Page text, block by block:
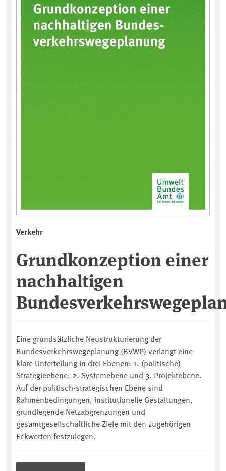
Verkehr
Grundkonzeption einer
nachhaltigen
Eine grundsätzliche Neustrukturierung der
Bundesverkehrswegeplanung (BVWP) verlangt eine
klare Unterteilung in drei Ebenen: 1. (politische)
Strategieebene, 2. Systemebene und 3. Projektebene.
Auf der politisch-strategischen Ebene sind
Rahmenbedingungen, institutionelle Gestaltungen,
grundlegende Netzabgrenzungen und
gesamtgesellschaftliche Ziele mit den zugehörigen
Eckwerten festzulegen.